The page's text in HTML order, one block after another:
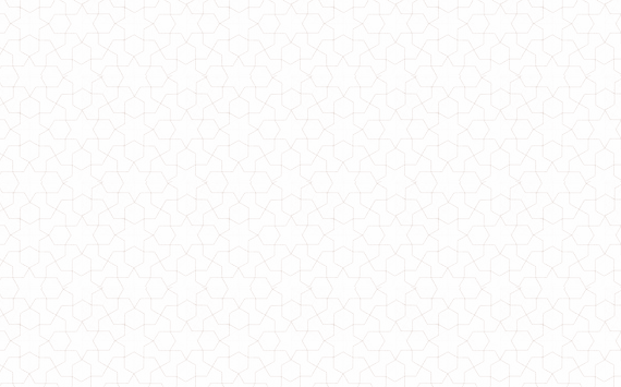
Жіноче літнє плаття на одне плече
590.00грн.